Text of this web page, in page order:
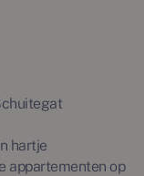
hartje
appartementen op